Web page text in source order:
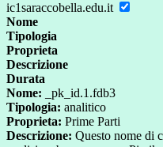
ic1saraccobella.edu.it
Nome
Tipologia
Proprieta
Descrizione
Durata
Nome: _pk_id.1.fdb3
Tipologia: analitico
Proprieta: Prime Parti
Descrizione: Questo nome di